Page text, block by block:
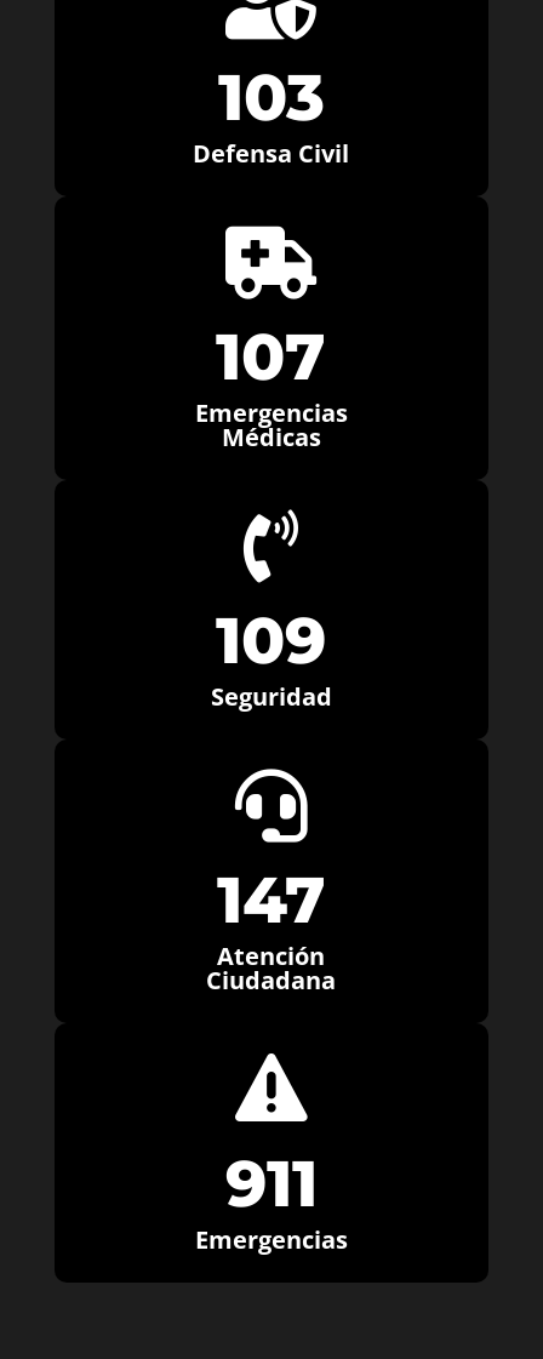
103
Defensa Civil

107
Emergencias
Médicas

109
Seguridad

147
Atención
Ciudadana

911
Emergencias